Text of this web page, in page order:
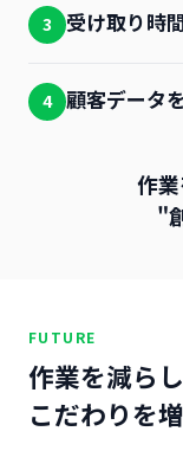
3 受け取り時
4 顧客データ
作
"
FUTURE
作業を減ら
こだわりを